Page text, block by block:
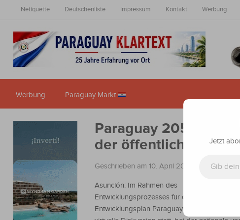
Netiquette Deutschenliste Impressum Kontakt Werbung
Werbung Paraguay Markt
Paraguay 2050:
der öffentlichen
Geschrieben am 10. April 2025
Asunción: Im Rahmen des
Entwicklungsprozesses für den Nationalen
Entwicklungsplan Paraguay 2050 fand eine
Jetzt